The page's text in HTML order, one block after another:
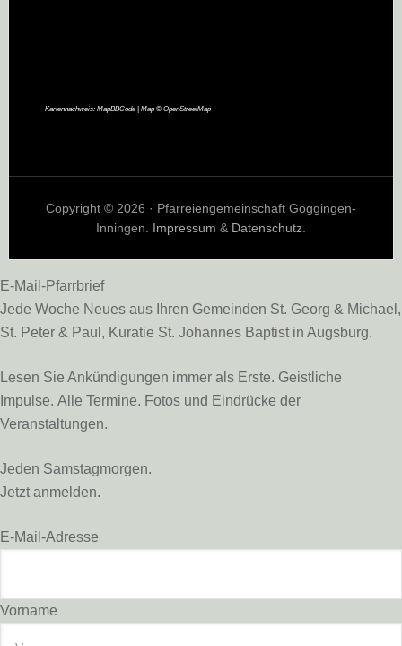
Kartennachweis: MapBBCode| Map © OpenStreetMap
Copyright © 2026 · Pfarreiengemeinschaft Göggingen-
Inningen. Impressum & Datenschutz.
E-Mail-Pfarrbrief
Jede Woche Neues aus Ihren Gemeinden St. Georg & Michael,
St. Peter & Paul, Kuratie St. Johannes Baptist in Augsburg.
Lesen Sie Ankündigungen immer als Erste. Geistliche
Impulse. Alle Termine. Fotos und Eindrücke der
Veranstaltungen.
Jeden Samstagmorgen.
Jetzt anmelden.
E-Mail-Adresse
Vorname